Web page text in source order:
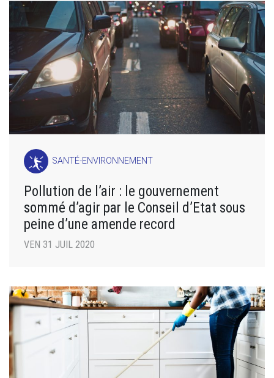
SANTÉ-ENVIRONNEMENT
Pollution de l’air : le gouvernement
sommé d’agir par le Conseil d’Etat sous
peine d’une amende record
VEN 31 JUIL 2020